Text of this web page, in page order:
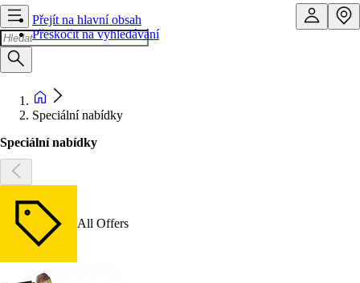
Přejít na hlavní obsah
Přeskočit na vyhledávání
Speciální nabídky
Speciální nabídky
All Offers